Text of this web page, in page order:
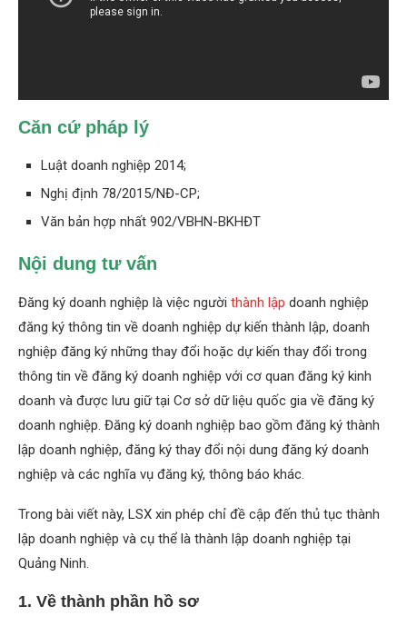
Căn cứ pháp lý
Luật doanh nghiệp 2014;
Nghị định 78/2015/NĐ-CP;
Văn bản hợp nhất 902/VBHN-BKHĐT
Nội dung tư vấn
Đăng ký doanh nghiệp là việc người thành lập doanh nghiệp
đăng ký thông tin về doanh nghiệp dự kiến thành lập, doanh
nghiệp đăng ký những thay đổi hoặc dự kiến thay đổi trong
thông tin về đăng ký doanh nghiệp với cơ quan đăng ký kinh
doanh và được lưu giữ tại Cơ sở dữ liệu quốc gia về đăng ký
doanh nghiệp. Đăng ký doanh nghiệp bao gồm đăng ký thành
lập doanh nghiệp, đăng ký thay đổi nội dung đăng ký doanh
nghiệp và các nghĩa vụ đăng ký, thông báo khác.
Trong bài viết này, LSX xin phép chỉ đề cập đến thủ tục thành
lập doanh nghiệp và cụ thể là thành lập doanh nghiệp tại
Quảng Ninh.
1. Về thành phần hồ sơ